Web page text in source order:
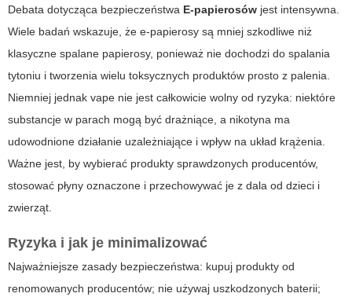
Debata dotycząca bezpieczeństwa E-papierosów jest intensywna.
Wiele badań wskazuje, że e-papierosy są mniej szkodliwe niż
klasyczne spalane papierosy, ponieważ nie dochodzi do spalania
tytoniu i tworzenia wielu toksycznych produktów prosto z palenia.
Niemniej jednak vape nie jest całkowicie wolny od ryzyka: niektóre
substancje w parach mogą być drażniące, a nikotyna ma
udowodnione działanie uzależniające i wpływ na układ krążenia.
Ważne jest, by wybierać produkty sprawdzonych producentów,
stosować płyny oznaczone i przechowywać je z dala od dzieci i
zwierząt.
Ryzyka i jak je minimalizować
Najważniejsze zasady bezpieczeństwa: kupuj produkty od
renomowanych producentów; nie używaj uszkodzonych baterii;